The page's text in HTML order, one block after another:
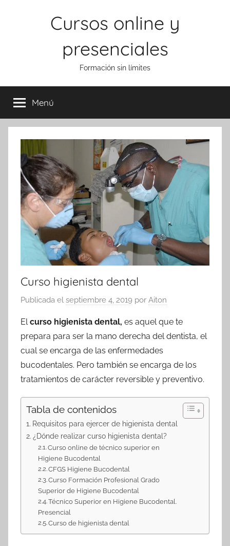
Cursos online y
presenciales
Formación sin límites
Menú
Curso higienista dental
Publicada el septiembre 4, 2019 por Aiton
El curso higienista dental, es aquel que te
prepara para ser la mano derecha del dentista, el
cual se encarga de las enfermedades
bucodentales. Pero también se encarga de los
tratamientos de carácter reversible y preventivo.
Tabla de contenidos
Requisitos para ejercer de higienista dental
¿Dónde realizar curso higienista dental?
Curso online de técnico superior en
Higiene Bucodental
CFGS Higiene Bucodental
Curso Formación Profesional Grado
Superior de Higiene Bucodental
Técnico Superior en Higiene Bucodental.
Presencial
Curso de higienista dental